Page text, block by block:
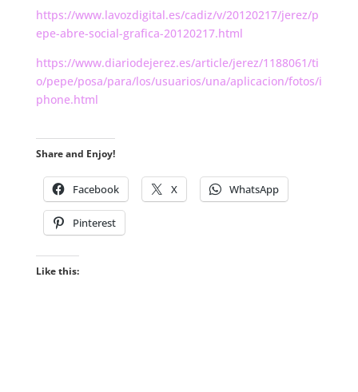
https://www.lavozdigital.es/cadiz/v/20120217/jerez/p
epe-abre-social-grafica-20120217.html
https://www.diariodejerez.es/article/jerez/1188061/ti
o/pepe/posa/para/los/usuarios/una/aplicacion/fotos/i
phone.html
Share and Enjoy!
Facebook X WhatsApp
Pinterest
Like this: